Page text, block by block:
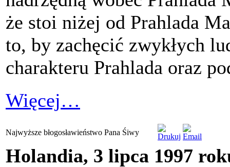
że stoi niżej od Prahlada
to, by zachęcić zwykłych
charakteru Prahlada oraz
Więcej…
Najwyższe błogosławieństwo Pana Śiwy
Holandia, 3 lipca 1997